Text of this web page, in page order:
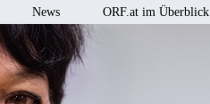
News ORF.at im Überblick